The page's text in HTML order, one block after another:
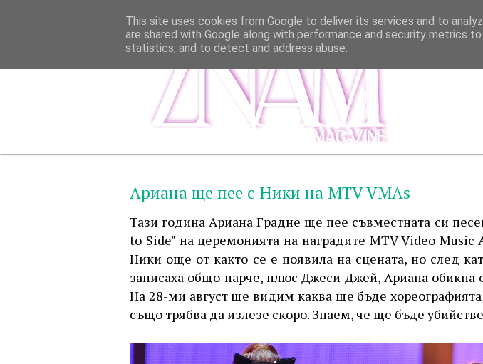
Ариана ще пее с Ники на MTV VMAs
Тази година Ариана Градне ще пее съвместната си
to Side" на церемонията на наградите MTV Video Music
Ники още от както се е появила на сцената, но след
записаха общо парче, плюс Джеси Джей, Ариана обикна
На 28-ми август ще видим каква ще бъде
също трябва да излезе скоро. Знаем, че ще бъде
This site uses cookies from Google to deliver its services and to
are shared with Google along with performance and security metrics
statistics, and to detect and address abuse.